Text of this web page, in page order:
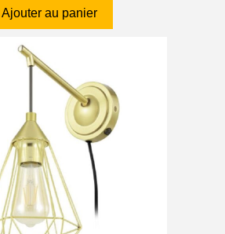
Ajouter au panier